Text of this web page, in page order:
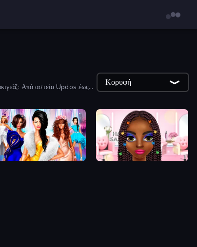
Από αστεία Updos έως
Κορυφή
Dress Up Challenge Braided Hairstyles Fashion